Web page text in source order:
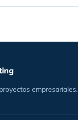
empresariales.